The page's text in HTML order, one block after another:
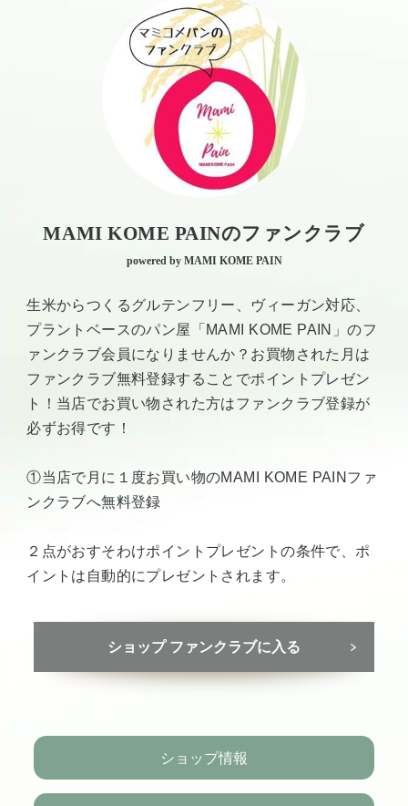
MAMI KOME PAINのファンクラブ
powered by MAMI KOME PAIN
生米からつくるグルテンフリー、ヴィーガン対応、
プラントベースのパン屋「MAMI KOME PAIN」のフ
ァンクラブ会員になりませんか？お買物された月は
ファンクラブ無料登録することでポイントプレゼン
ト！当店でお買い物された方はファンクラブ登録が
必ずお得です！
①当店で月に１度お買い物のMAMI KOME PAINファ
ンクラブへ無料登録
２点がおすそわけポイントプレゼントの条件で、ポ
イントは自動的にプレゼントされます。
ショップ ファンクラブに入る
ショップ情報